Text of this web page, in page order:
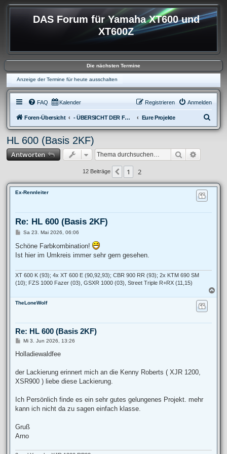
DAS Forum für Yamaha XT600 und
XT600Z
Die nächsten Termine
Anzeige der Termine für heute ausschalten
FAQ Kalender Anmelden
Registrieren
Foren-Übersicht - ÜBERSICHT DER FOREN XT600 Eure Projekte
u
HL 600 (Basis 2KF)
Antworten Suche
12 Beiträge Vorherige
1 2
Ex-Rennleiter
Re: HL 600 (Basis 2KF)
B
i
t
r
Sa 23. Mai 2026, 06:06
Schöne Farbkombination!
Ist hier im Umkreis immer sehr gern gesehen.
XT 600 K (93); 4x XT 600 E (90,92,93); CBR 900 RR (93); 2x KTM 690 SM
(10); FZS 1000 Fazer (03), GSXR 1000 (03), Street Triple R+RX (11,15)
a
TheLoneWolf
Re: HL 600 (Basis 2KF)
B
i
a
Mi 3. Jun 2026, 13:26
Holladiewaldfee
der Lackierung erinnert mich an die Kenny Roberts ( XJR 1200,
XSR900 ) liebe diese Lackierung.
Ich Persönlich finde es ein sehr gutes gelungenes Projekt. mehr
kann ich nicht da zu sagen einfach klasse.
Gruß
Arno